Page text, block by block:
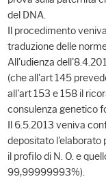
del DNA.
Il procedimento
traduzione delle
All'udienza
(che all'art 145
all'art 153 e 158 il
consulenza genetico
Il 6.5.2013 veniva
depositato l'elaborato
il profilo di N. O. e
99,99999993%).